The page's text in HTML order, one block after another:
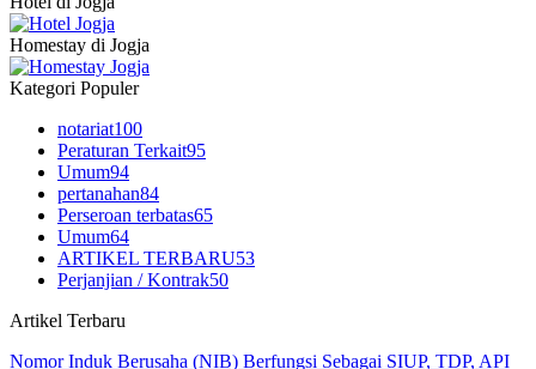
Homestay di Jogja
Kategori Populer
notariat100
Peraturan Terkait95
Umum94
pertanahan84
Perseroan terbatas65
Umum64
ARTIKEL TERBARU53
Perjanjian / Kontrak50
Artikel Terbaru
Nomor Induk Berusaha (NIB) Berfungsi Sebagai SIUP, TDP, API